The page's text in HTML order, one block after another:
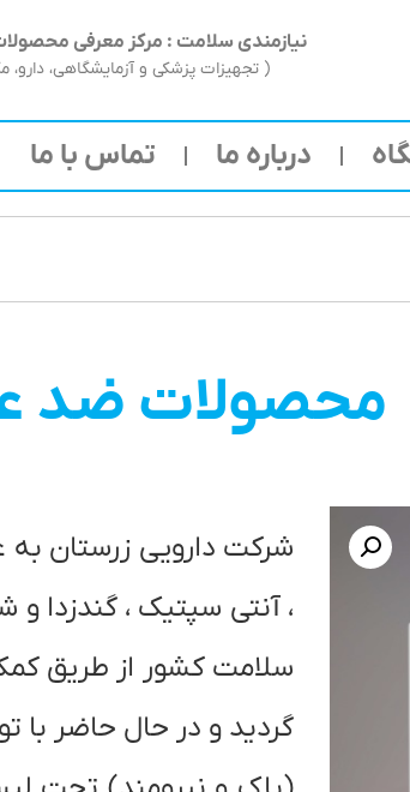
نیازمندی سلامت : مرکز معرفی
( تجهیزات پزشکی و آزمایشگاهی، دارو،
درباره ما تماس با ما
محصولات ضد
شرکت دارویی زرستان
، آنتی سپتیک ، گندزدا
گردید و در حال حاضر با